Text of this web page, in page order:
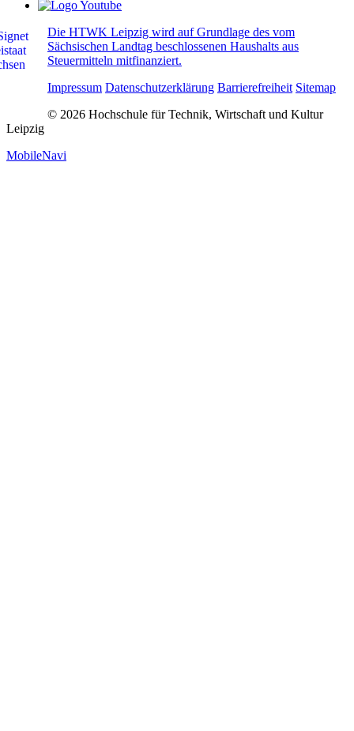
Die HTWK Leipzig wird auf Grundlage des vom
Sächsischen Landtag beschlossenen Haushalts aus
Steuermitteln mitfinanziert.
Impressum Datenschutzerklärung Barrierefreiheit Sitemap
© 2026 Hochschule für Technik, Wirtschaft und Kultur
Leipzig
MobileNavi